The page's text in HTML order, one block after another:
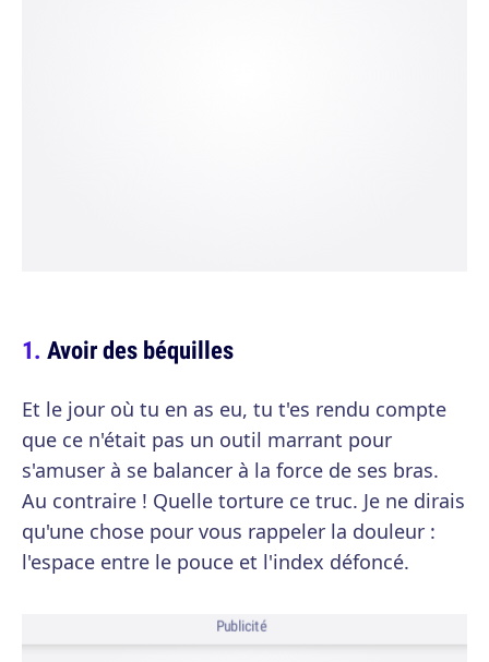
Avoir des béquilles
Et le jour où tu en as eu, tu t'es rendu compte
que ce n'était pas un outil marrant pour
s'amuser à se balancer à la force de ses bras.
Au contraire ! Quelle torture ce truc. Je ne dirais
qu'une chose pour vous rappeler la douleur :
l'espace entre le pouce et l'index défoncé.
Publicité